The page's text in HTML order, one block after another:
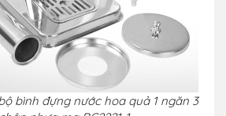
bình đựng nước hoa quả 1 ngăn 3